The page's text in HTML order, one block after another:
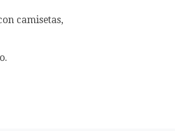
camisetas,